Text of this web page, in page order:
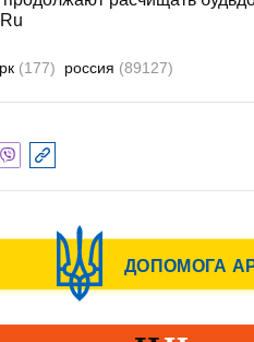
(177) россия (89127)